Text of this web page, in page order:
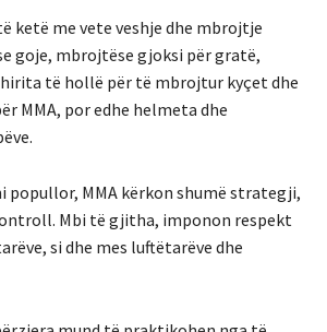
ketë me vete veshje dhe mbrojtje
goje, mbrojtëse gjoksi për gratë,
të hollë për të mbrojtur kyçet dhe
MMA, por edhe helmeta dhe
popullor, MMA kërkon shumë strategji,
Mbi të gjitha, imponon respekt
si dhe mes luftëtarëve dhe